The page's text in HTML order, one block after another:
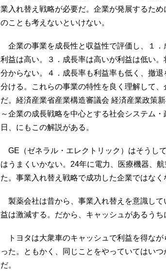
業入れ替え戦略が必要だ。企業が発展するた
のことも考えないといけない。
企業の事業を成長性と収益性で評価し、１
利益は高い。３．成長率は高いが利益は低い
分からない。４．成長率も利益率も低く、撤
分ける。これらの事業の特性を良く理解して
だ。経済産業省産業構造審議会 経済産業政策
～企業の成長戦略を中心とする社会システム
日、にもこの解説がある。
GE（ゼネラル・エレクトリック）はそうし
はうまくいかない。24年に電力、医療機器、
た。事業入れ替え戦略で成功した企業ではなく
製薬会社は昔から、事業入れ替えを意識して
益は激減する。だから、キャッシュがあるう
トヨタは大衆車のキャッシュで利益を得な
った。ともかく、同じことをやっていてはい
だ。